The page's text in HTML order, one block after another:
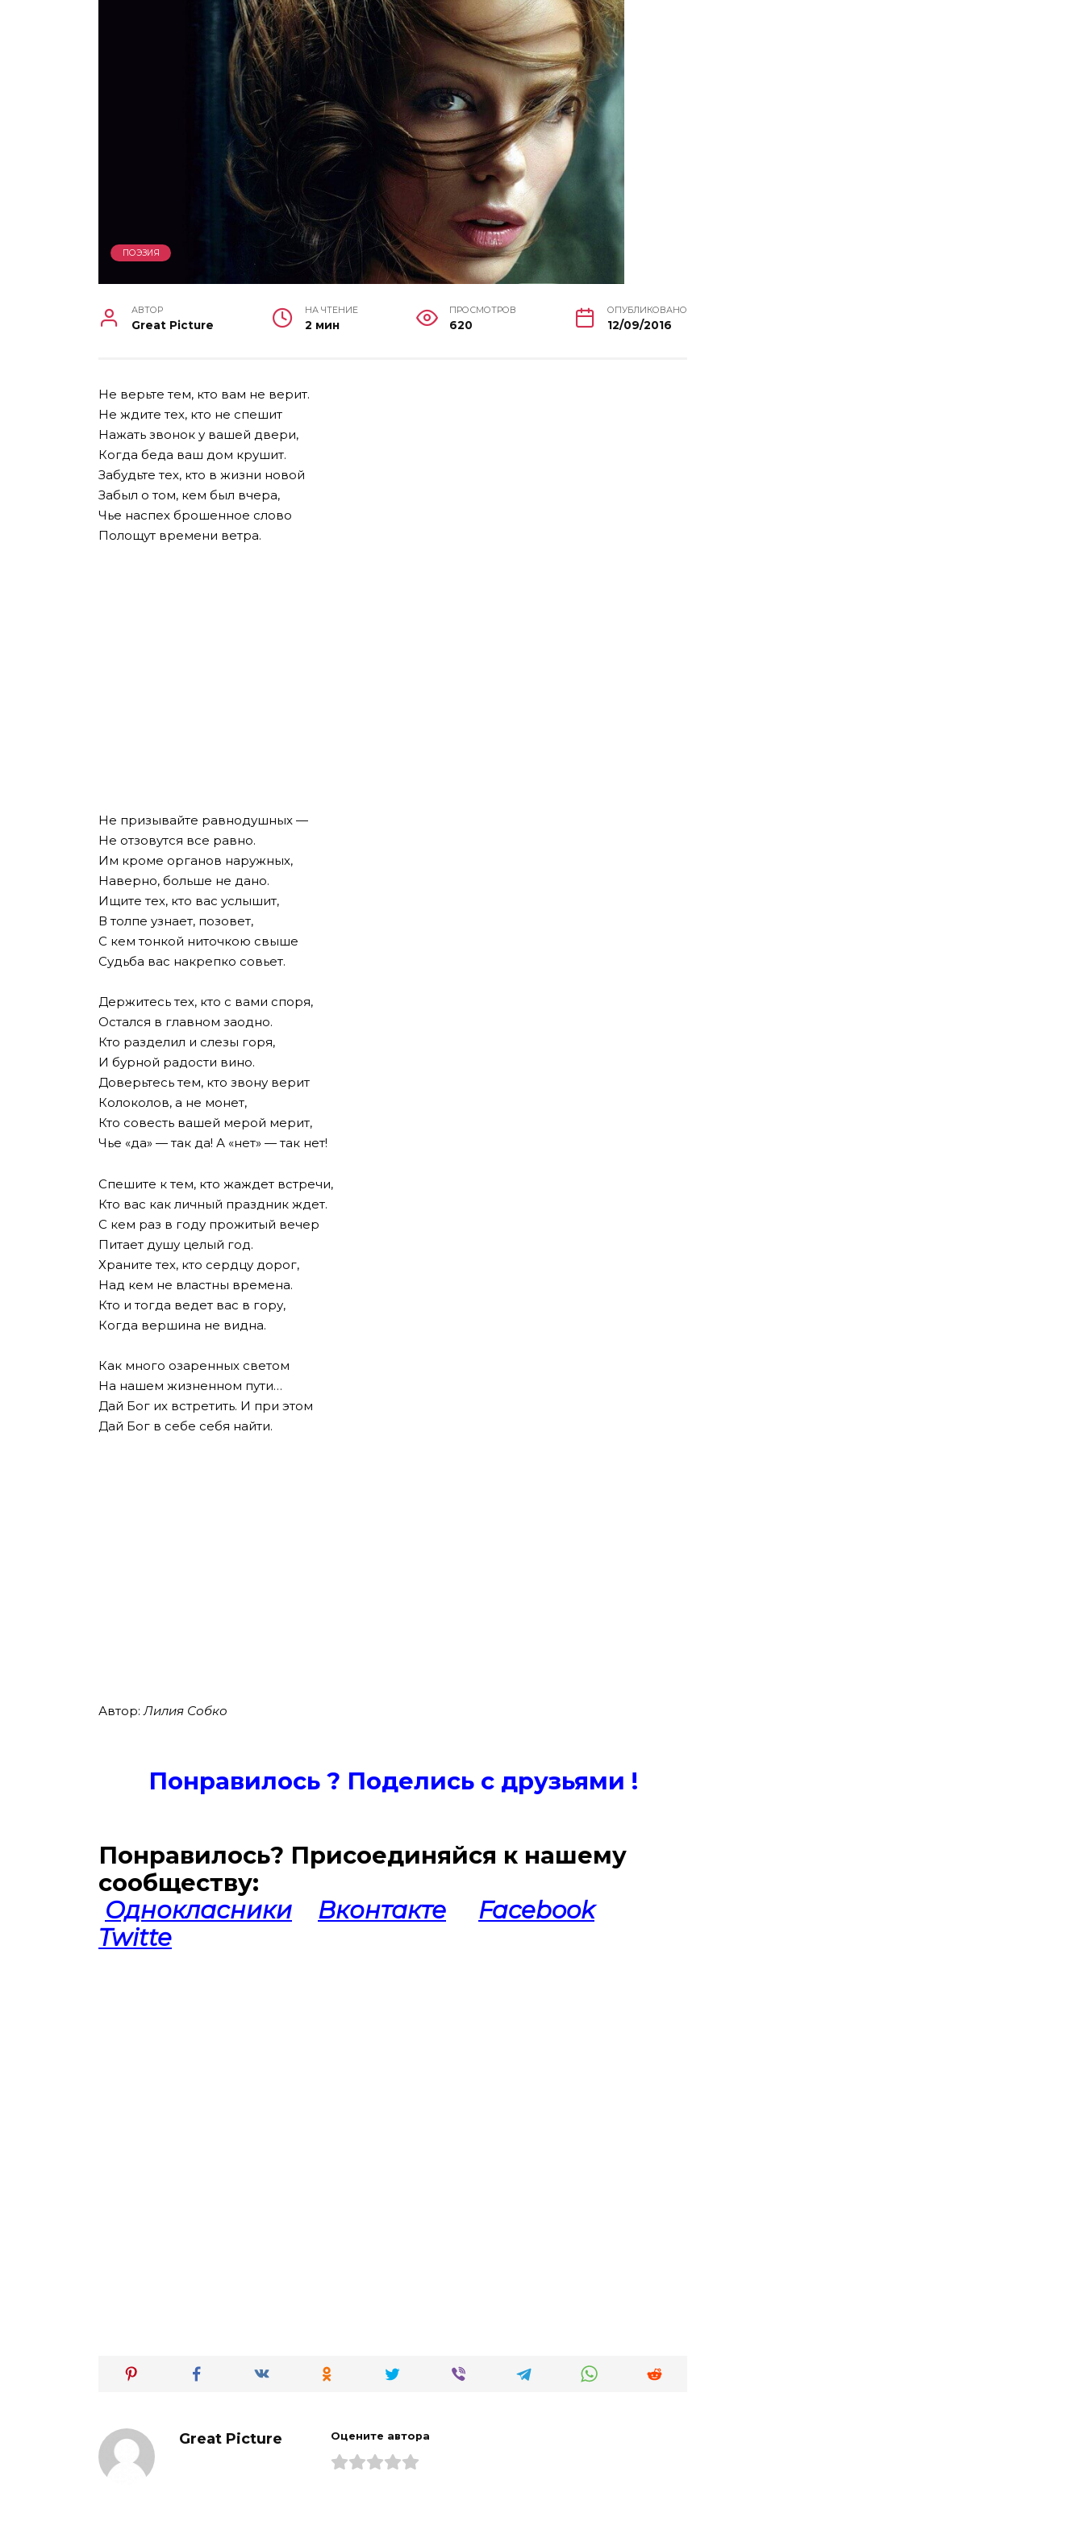
ПОЭЗИЯ
АВТОР
Great Picture
НА ЧТЕНИЕ
2 мин
ПРОСМОТРОВ
620
ОПУБЛИКОВАНО
12/09/2016
Не верьте тем, кто вам не верит.
Не ждите тех, кто не спешит
Нажать звонок у вашей двери,
Когда беда ваш дом крушит.
Забудьте тех, кто в жизни новой
Забыл о том, кем был вчера,
Чье наспех брошенное слово
Полощут времени ветра.
Не призывайте равнодушных —
Не отзовутся все равно.
Им кроме органов наружных,
Наверно, больше не дано.
Ищите тех, кто вас услышит,
В толпе узнает, позовет,
С кем тонкой ниточкою свыше
Судьба вас накрепко совьет.
Держитесь тех, кто с вами споря,
Остался в главном заодно.
Кто разделил и слезы горя,
И бурной радости вино.
Доверьтесь тем, кто звону верит
Колоколов, а не монет,
Кто совесть вашей мерой мерит,
Чье «да» — так да! А «нет» — так нет!
Спешите к тем, кто жаждет встречи,
Кто вас как личный праздник ждет.
С кем раз в году прожитый вечер
Питает душу целый год.
Храните тех, кто сердцу дорог,
Над кем не властны времена.
Кто и тогда ведет вас в гору,
Когда вершина не видна.
Как много озаренных светом
На нашем жизненном пути…
Дай Бог их встретить. И при этом
Дай Бог в себе себя найти.
Автор:Лилия Собко
Понравилось ? Поделись с друзьями !
Понравилось? Присоединяйся к нашему
сообществу:
Однокласники
Вконтакте
Facebook
Twitte
Great Picture Оцените автора